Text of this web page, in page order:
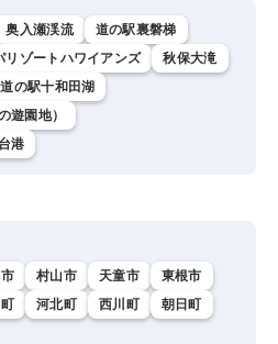
奥入瀬渓流
道の駅裏磐梯
リゾートハワイアンズ
秋保大滝
道の駅十和田湖
遊園地）
港
村山市 天童市
東根市
河北町 西川町
朝日町